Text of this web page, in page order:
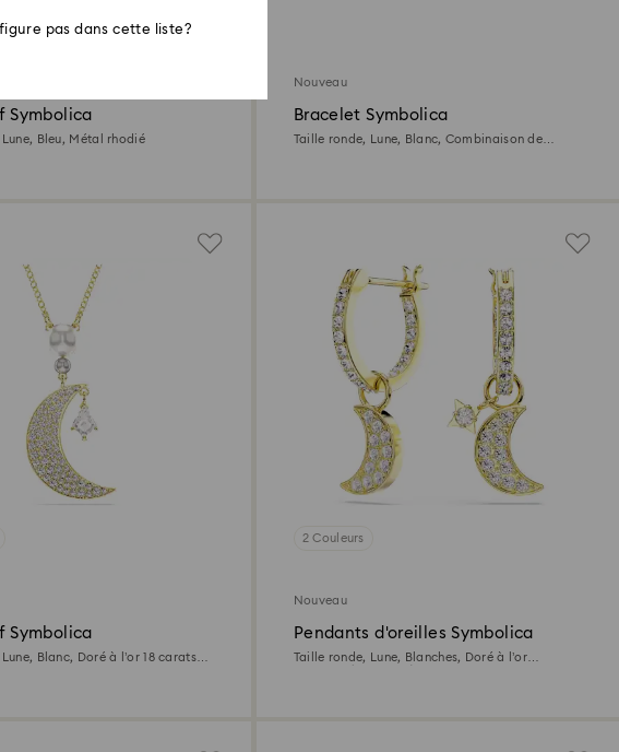
Symbolica
Bleu, Métal rhodié
Nouveau
Bracelet Symbolica
Taille ronde, Lune, Blanc, Combinaison de
Symbolica
Blanc, Doré à l’or 18 carats
2 Couleurs
Nouveau
Pendants d'oreilles Symbolica
Taille ronde, Lune, Blanches, Doré à l’or
pas dans cette liste?